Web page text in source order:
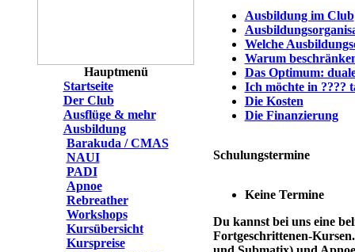
Hauptmenü
Startseite
Der Club
Ausflüge & mehr
Ausbildung
Barakuda / CMAS
NAUI
PADI
Apnoe
Rebreather
Workshops
Kursübersicht
Kurspreise
Ausbildung im Club
Welche
Warum
Das Optimum:
Ich möchte in ????
Die Kosten
Die Finanzierung
Schulungstermine
Keine Termine
Du kannst bei uns eine
Fortgeschrittenen-